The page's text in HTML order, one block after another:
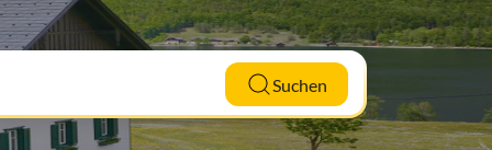
Suchen